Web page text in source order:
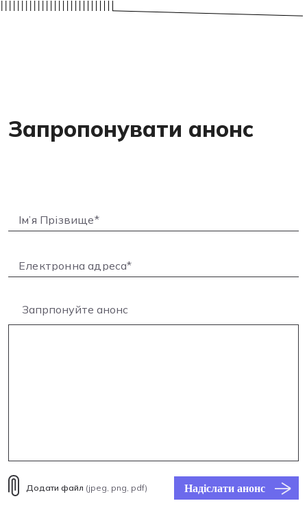
Запропонувати анонс
Запрпонуйте анонс
Додати файл (jpeg, png, pdf) Надіслати анонс